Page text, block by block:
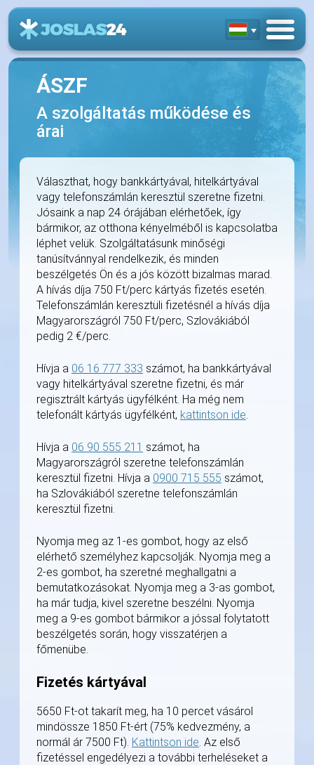
ÁSZF
A szolgáltatás működése és
árai
Választhat, hogy bankkártyával, hitelkártyával
vagy telefonszámlán keresztül szeretne fizetni.
Jósaink a nap 24 órájában elérhetőek, így
bármikor, az otthona kényelméből is kapcsolatba
léphet velük. Szolgáltatásunk minőségi
tanúsítvánnyal rendelkezik, és minden
beszélgetés Ön és a jós között bizalmas marad.
A hívás díja 750 Ft/perc kártyás fizetés esetén.
Telefonszámlán keresztüli fizetésnél a hívás díja
Magyarországról 750 Ft/perc, Szlovákiából
pedig 2 €/perc.
Hívja a 06 16 777 333 számot, ha bankkártyával
vagy hitelkártyával szeretne fizetni, és már
regisztrált kártyás ügyfélként. Ha még nem
telefonált kártyás ügyfélként, kattintson ide.
Hívja a 06 90 555 211 számot, ha
Magyarországról szeretne telefonszámlán
keresztül fizetni. Hívja a 0900 715 555 számot,
ha Szlovákiából szeretne telefonszámlán
keresztül fizetni.
Nyomja meg az 1-es gombot, hogy az első
elérhető személyhez kapcsolják. Nyomja meg a
2-es gombot, ha szeretné meghallgatni a
bemutatkozásokat. Nyomja meg a 3-as gombot,
ha már tudja, kivel szeretne beszélni. Nyomja
meg a 9-es gombot bármikor a jóssal folytatott
beszélgetés során, hogy visszatérjen a
főmenübe.
Fizetés kártyával
5650 Ft-ot takarít meg, ha 10 percet vásárol
mindössze 1850 Ft-ért (75% kedvezmény, a
normál ár 7500 Ft). Kattintson ide. Az első
fizetéssel engedélyezi a további terheléseket a